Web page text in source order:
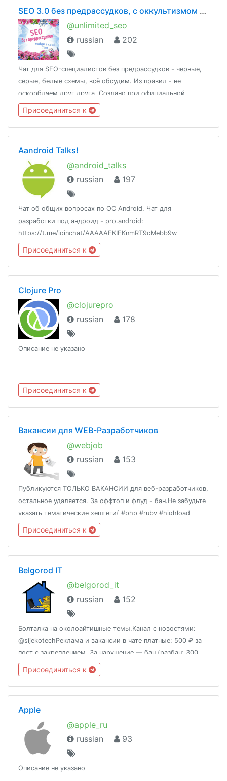
SEO 3.0 без предрассудков, с оккультизмом и бабками
@unlimited_seo
russian
202
Чат для SEO-специалистов без предрассудков - черные,
серые, белые схемы, всё обсудим. Из правил - не
оскорбляем друг друга. Создано при официальной
поддержке канала @seoshmeo
Присоединиться к
Aandroid Talks!
@android_talks
russian
197
Чат об общих вопросах по ОС Android. Чат для
разработки под андроид - pro.android:
https://t.me/joinchat/AAAAAEKIFKnmRT9cMebb9w
Присоединиться к
Clojure Pro
@clojurepro
russian
178
Описание не указано
Присоединиться к
Вакансии для WEB-Разработчиков
@webjob
russian
153
Публикуются ТОЛЬКО ВАКАНСИИ для веб-разработчиков,
остальное удаляется. За оффтоп и флуд - бан.Не забудьте
указать тематические хештеги( #php #ruby #highload
#laravel #frontend и т.д)Обязательно указывайте
зарплатную вилку, и тип(удаленка/офис)
Присоединиться к
Belgorod IT
@belgorod_it
russian
152
Болталка на околоайтишные темы.Канал с новостями:
@sijekotechРеклама и вакансии в чате платные: 500 ₽ за
пост с закреплением. За нарушение — бан (разбан: 300
₽). Писать @maximal
Присоединиться к
Apple
@apple_ru
russian
93
Описание не указано